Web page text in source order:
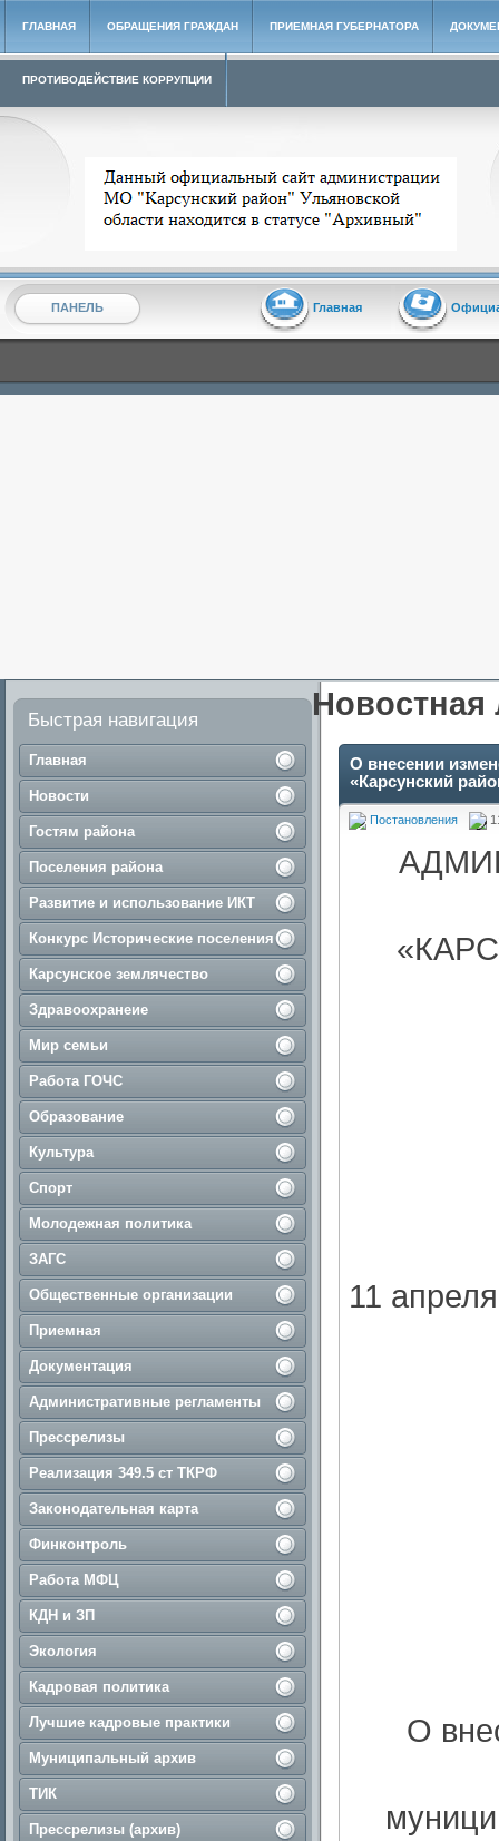
ГЛАВНАЯ ОБРАЩЕНИЯ ГРАЖДАН ПРИЕМНАЯ ГУБЕРНАТОРА
ПРОТИВОДЕЙСТВИЕ КОРРУПЦИИ
Архивный сайт администрации МО "Карсунский район"
ПАНЕЛЬ Главная
Быстрая навигация
Главная
Новости
Гостям района
Поселения района
Развитие и использование ИКТ
Конкурс Исторические поселения
Карсунское землячество
Здравоохранеие
Мир семьи
Работа ГОЧС
Образование
Культура
Спорт
Молодежная политика
ЗАГС
Общественные организации
Приемная
Документация
Административные регламенты
Прессрелизы
Реализация 349.5 ст ТКРФ
Законодательная карта
Финконтроль
Работа МФЦ
КДН и ЗП
Экология
Кадровая политика
Лучшие кадровые практики
Муниципальный архив
ТИК
Прессрелизы (архив)
Новостная
О внесении
«Карсунский
Постановления
11
О